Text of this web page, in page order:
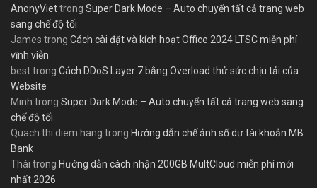
AnonyViettrong Super Dark Mode – Auto chuyển tất cả trang web
sang chế độ tối
James trong Cách cài đặt và kích hoạt Office 2024 LTSC miễn phí
vĩnh viễn
besttrong Cách DDoS Layer 7 bằng Overload thử sức chịu tải của
Website
Minh trong Super Dark Mode – Auto chuyển tất cả trang web sang
chế độ tối
Quach thi diem hang trong Hướng dẫn chế ảnh số dư tài khoản MB
Bank
Thái trong Hướng dẫn cách nhận 200GB MultCloud miễn phí mới
nhất 2026